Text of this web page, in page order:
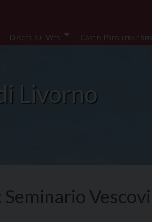
Diocesi sul Web Case di Preghiera e
Livorno
Seminario